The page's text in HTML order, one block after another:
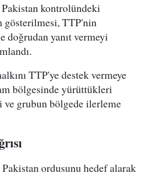
kontrolündeki
gösterilmesi, TTP'nin
doğrudan yanıt vermeyi
TTP'ye destek vermeye
bölgesinde yürüttükleri
ve grubun bölgede ilerleme
ordusunu hedef alarak